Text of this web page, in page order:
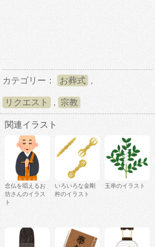
カテゴリー： お葬式 ,
リクエスト , 宗教
関連イラスト
念仏を唱えるお
坊さんのイラス
ト
いろいろな金剛
杵のイラスト
玉串のイラスト